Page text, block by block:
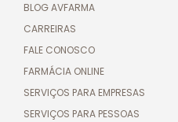
BLOG AVFARMA
CARREIRAS
FALE CONOSCO
FARMÁCIA ONLINE
SERVIÇOS PARA EMPRESAS
SERVIÇOS PARA PESSOAS